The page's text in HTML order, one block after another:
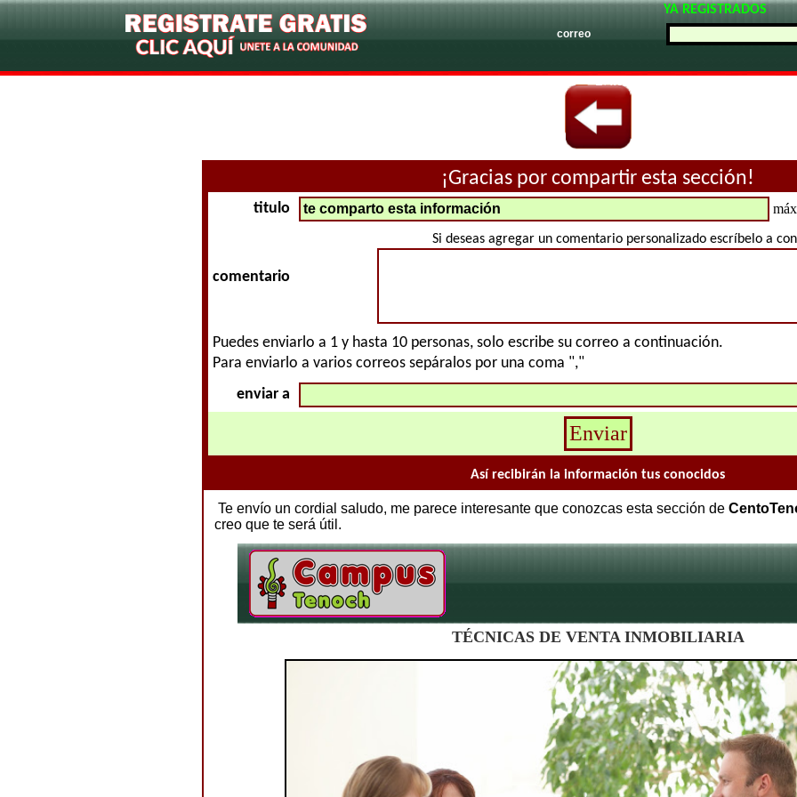
YA REGISTRADOS
correo
¡Gracias por compartir esta sección!
titulo
comentario
Si deseas agregar un comentario personalizado escríbelo a
Puedes enviarlo a 1 y hasta 10 personas, solo escribe su correo a continuación.
Para enviarlo a varios correos sepáralos por una coma ","
enviar a
Así recibirán la información tus conocidos
Te envío un cordial saludo, me parece interesante que conozcas esta sección de
creo que te será útil.
TÉCNICAS DE VENTA INMOBILIARIA